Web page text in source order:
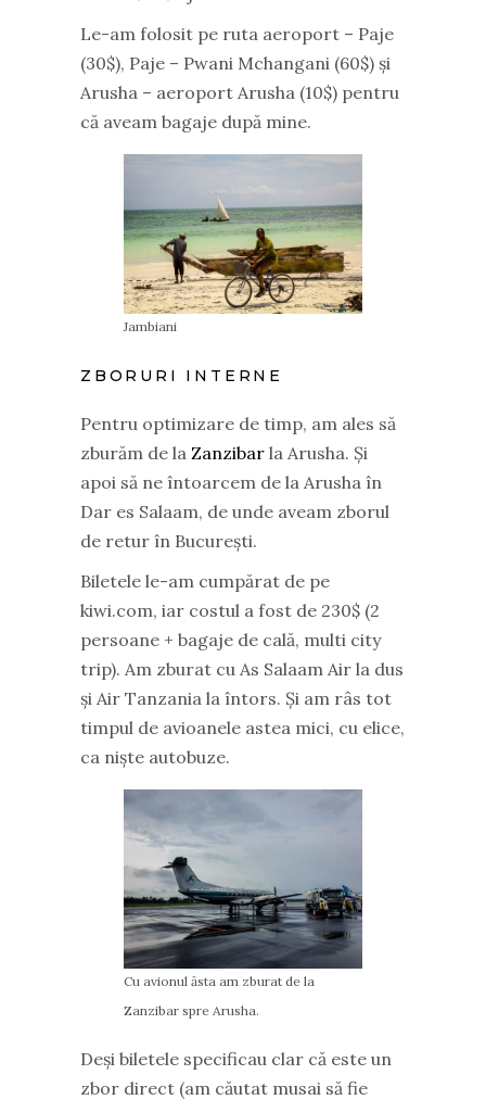
Le-am folosit pe ruta aeroport – Paje
(30$), Paje – Pwani Mchangani (60$) și
Arusha – aeroport Arusha (10$) pentru
că aveam bagaje după mine.
Jambiani
ZBORURI INTERNE
Pentru optimizare de timp, am ales să
zburăm de la Zanzibar la Arusha. Și
apoi să ne întoarcem de la Arusha în
Dar es Salaam, de unde aveam zborul
de retur în București.
Biletele le-am cumpărat de pe
kiwi.com, iar costul a fost de 230$ (2
persoane + bagaje de cală, multi city
trip). Am zburat cu As Salaam Air la dus
și Air Tanzania la întors. Și am râs tot
timpul de avioanele astea mici, cu elice,
ca niște autobuze.
Cu avionul ăsta am zburat de la
Zanzibar spre Arusha.
Deși biletele specificau clar că este un
zbor direct (am căutat musai să fie